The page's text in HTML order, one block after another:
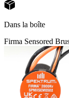
Dans la boîte
Firma Sensored